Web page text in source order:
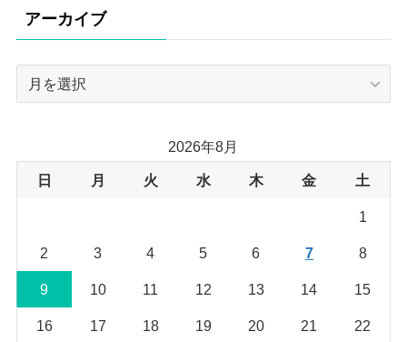
リ
ー
アーカイブ
ブ
2026年8月
日 月 火 水 木 金 土
1
2 3 4 5 6 7 8
9 10 11 12 13 14 15
16 17 18 19 20 21 22